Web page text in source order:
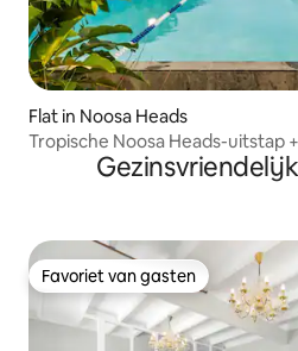
Flat in Noosa Heads
Tropische Noosa Heads-uitstap
zwembad ter plaatse
Favoriet van gasten
Favoriet van gasten